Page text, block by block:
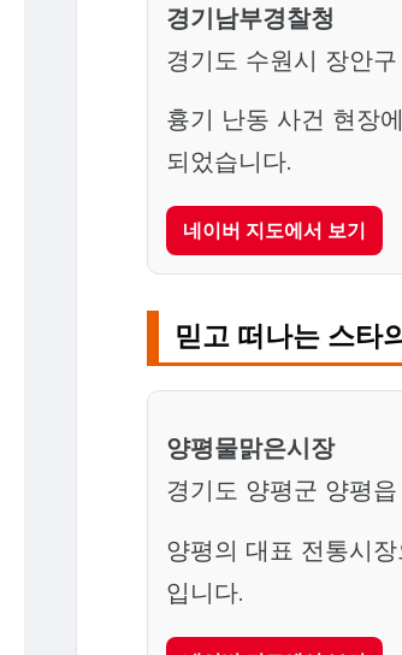
경기남부경찰청
경기도 수원시 장안
흉기 난동 사건 현장
되었습니다.
네이버 지도에서 보기
믿고 떠나는 스타
양평물맑은시장
경기도 양평군 양평읍
양평의 대표 전통시
입니다.